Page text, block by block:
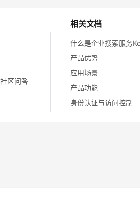
相关文档
什么是企业搜索服务
产品优势
应用场景
产品功能
身份认证与访问控制
区问答